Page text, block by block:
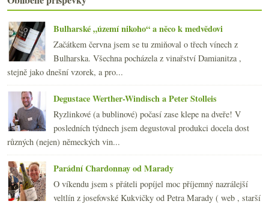
►2015(251)
►2014(254)
►2013(249)
► 2012(254)
►2011(252)
►2010(249)
2009 (249)
►2008(270)
►2007(108)
Bulharské „území nikoho“ a něco k medvědovi
Začátkem června jsem se tu zmiňoval o třech vínech z
Bulharska. Všechna pocházela z vinařství Damianitza ,
stejně jako dnešní vzorek, a pro...
Degustace Werther-Windisch a Peter Stolleis
Ryzlinkové (a bublinové) počasí zase klepe na dveře! V
posledních týdnech jsem degustoval produkci docela dost
různých (nejen) německých vin...
Parádní Chardonnay od Marady
O víkendu jsem s přáteli popíjel moc příjemný nazrálejší
veltlín z josefovské Kukvičky od Petra Marady ( web , starší